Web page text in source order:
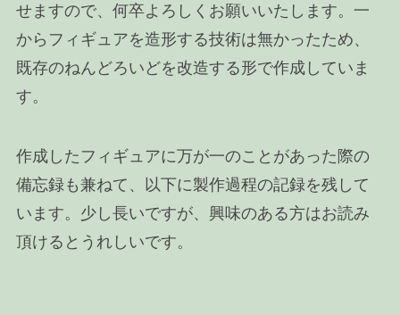
せますので、何卒よろしくお願いいたします。一
からフィギュアを造形する技術は無かったため、
既存のねんどろいどを改造する形で作成していま
す。
作成したフィギュアに万が一のことがあった際の
備忘録も兼ねて、以下に製作過程の記録を残して
います。少し長いですが、興味のある方はお読み
頂けるとうれしいです。